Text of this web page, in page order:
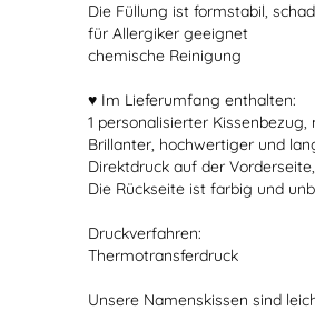
Die Füllung ist formstabil,
für Allergiker geeignet
chemische Reinigung
♥ Im Lieferumfang enthalten:
1 personalisierter Kissenbezug,
Brillanter, hochwertiger und
Direktdruck auf der Vorderseite,
Die Rückseite ist farbig und
Druckverfahren:
Thermotransferdruck
Unsere Namenskissen sind